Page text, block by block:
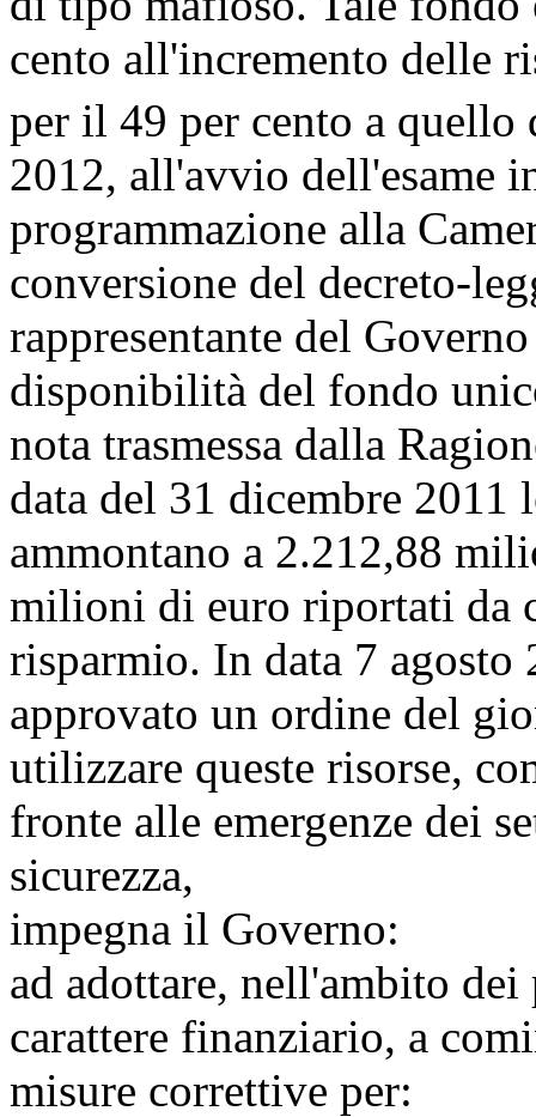
cento all'incremento delle
per il 49 per cento a
2012, all'avvio dell'esame
programmazione alla
conversione del decreto-
rappresentante del
disponibilità del fondo
nota trasmessa dalla
data del 31 dicembre 2011
ammontano a 2.212,88
milioni di euro riportati da
risparmio. In data 7 agosto
approvato un ordine del
utilizzare queste risorse,
fronte alle emergenze dei
sicurezza,
impegna il Governo:
ad adottare, nell'ambito
carattere finanziario, a
misure correttive per: